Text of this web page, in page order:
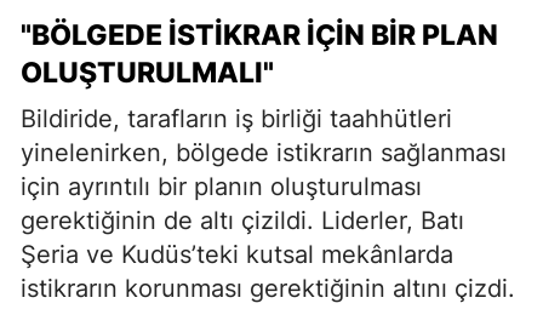
"BÖLGEDE İSTIKRAR İÇIN BIR PLAN
OLUŞTURULMALI"
Bildiride, tarafların iş birliği taahhütleri
yinelenirken, bölgede istikrarın sağlanması
için ayrıntılı bir planın oluşturulması
gerektiğinin de altı çizildi. Liderler, Batı
Şeria ve Kudüs’teki kutsal mekânlarda
istikrarın korunması gerektiğinin altını çizdi.